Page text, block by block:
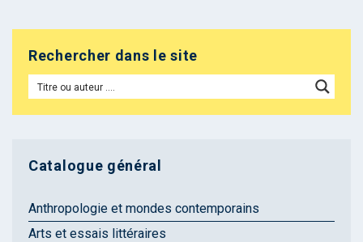
Rechercher dans le site
Catalogue général
Anthropologie et mondes contemporains
Arts et essais littéraires